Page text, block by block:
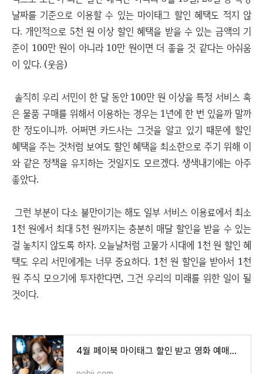
날짜를 기준으로 이용할 수 있는 마이태그 할인 혜택도 적지 않
다. 개인적으로 5천 원 이상 할인 혜택을 받을 수 있는 금액의 기
준이 100만 원이 아니라 10만 원이면 더 좋을 것 같다는 아쉬움
이 있다. (웃음)
솔직히 우리 서민이 한 달 동안 100만 원 이상을 특정 서비스 혹
은 물품 구매를 위해서 이용하는 경우는 1년에 한 번 있을까 말까
한 정도이니까. 어쩌면 카드사는 그것을 알고 있기 때문에 할인
혜택을 주는 것처럼 보여도 할인 혜택을 최소한으로 주기 위해 이
와 같은 정책을 유지하는 것일지도 모르겠다. 생색내기에는 아주
좋았다.
그런 부분이 다소 불만이기는 해도 일부 서비스 이용료에서 최소
1천 원에서 최대 5천 원까지는 충분히 매달 할인을 받을 수 있는
걸 놓치지 않도록 하자. 오늘날처럼 고물가 시대에 1천 원 할인 혜
택도 우리 서민에게는 너무 중요하다. 1천 원 할인을 받아서 1천
원 주식 모으기에 투자한다면, 그건 우리의 미래를 위한 일이 될
것이다.
4월 페이북 마이태그 할인 받고 영화 예매하기